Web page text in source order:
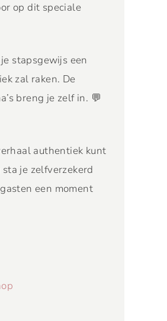
op dit speciale
stapsgewijs een
zal raken. De
breng je zelf in. 💬
authentiek kunt
je zelfverzekerd
een moment